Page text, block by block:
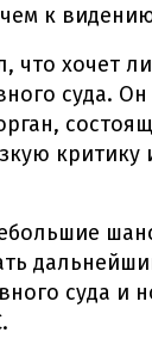
к
что хочет
суда.
суда и